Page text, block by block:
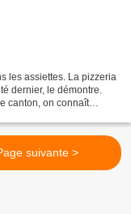
les assiettes. La pizzeria
dernier, le démontre.
canton, on connaît
suivante >